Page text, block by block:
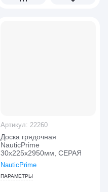
Доска грядочная
NauticPrime
30х225х2950мм, СЕРАЯ
NauticPrime
Артикул: 22260
ПАРАМЕТРЫ